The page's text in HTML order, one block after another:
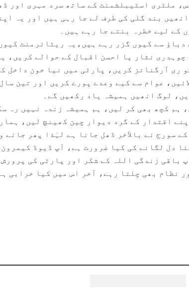
ملٹری اسٹیبلشمنٹ کے ساتھ سرد مہری اور
بند گلی کی طرف لے جا رہی ہیں اور یہ
کے لیے خطرہ بنتے جا رہے ہیں۔
سے کیوں گزر رہے ہیں،یہ ریٹائرمنٹ
نثار یا احسن اقبال کے حوالے کریں،
ری آرگنائز کریں، پارٹی میں نیا خون داخل
عوام سے کیے وعدے پورے کریں اور تین
لوگ انھیں ہمیشہ یاد رکھیں گے۔
ہم کچھ بھی کر لیں، ہم ہمیشہ زندہ نہیں رہ
اقتدار کے گرد دیوار چین کھینچ لیں،
سورج نے بالآخر ڈھل جانا ہے لہٰذا پھر جانے
دل لگانے کی کیا ضرورت ہے، آپ ڈیوڈ کیمرون
باقی زندگی اللہ کے شکر اور پارٹی کی پرورش
نظام بھی چلتا رہے، آخر اس میں کیا خرابی